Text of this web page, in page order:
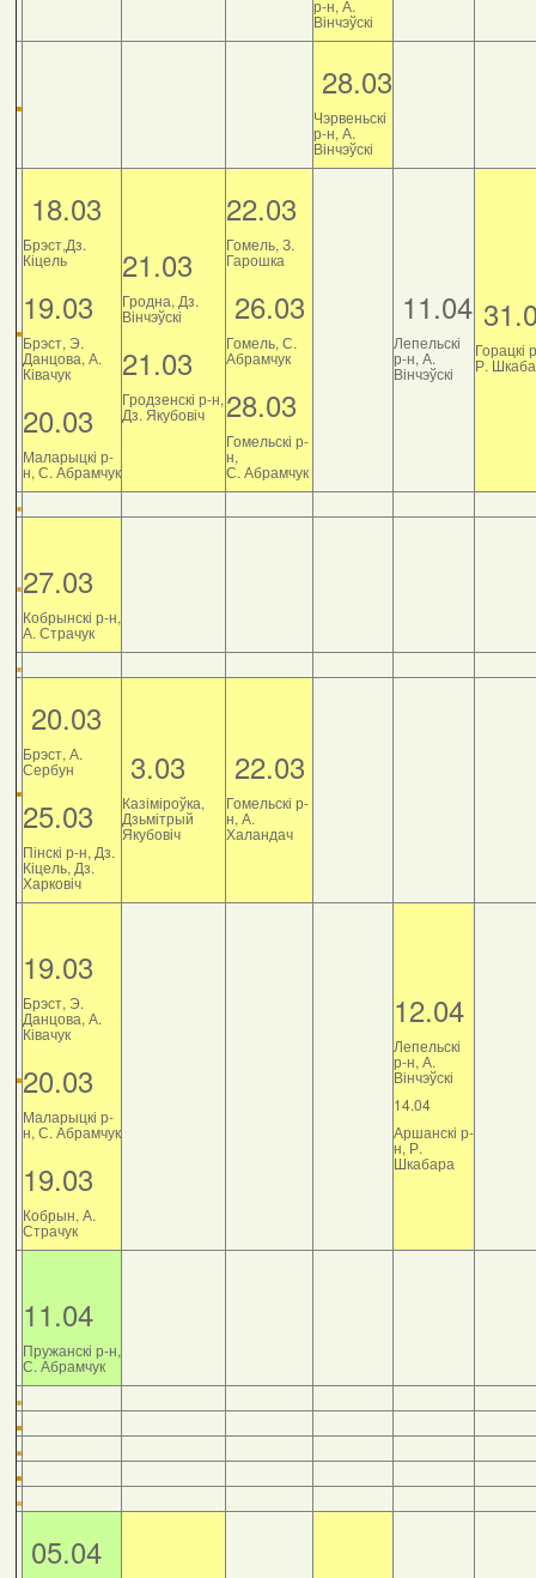
р-н, А.
Вінчэўскі
28.03
Чэрвеньскі
р-н, А.
Вінчэўскі
18.03
Брэст,Дз.
Кіцель
19.03
Брэст, Э.
Данцова, А.
Ківачук
20.03
Маларыцкі р-
н, С. Абрамчук
21.03
Гродна, Дз.
Вінчэўскі
21.03
Гродзенскі р-н,
Дз. Якубовіч
22.03
Гомель, З.
Гарошка
26.03
Гомель, С.
Абрамчук
28.03
Гомельскі р-
н,
С. Абрамчук
11.04
Лепельскі
р-н, А.
Вінчэўскі
Горацкі
Р.
27.03
Кобрынскі р-н,
А. Страчук
20.03
Брэст, А.
Сербун
25.03
Пінскі р-н, Дз.
Кіцель, Дз.
Харковіч
3.03
Казіміроўка,
Дзьмітрый
Якубовіч
22.03
Гомельскі р-
н, А.
Халандач
19.03
Брэст, Э.
Данцова, А.
Ківачук
20.03
Маларыцкі р-
н, С. Абрамчук
19.03
Кобрын, А.
Страчук
12.04
Лепельскі
р-н, А.
Вінчэўскі
14.04
Аршанскі р-
н, Р.
Шкабара
11.04
Пружанскі р-н,
С. Абрамчук
05.04